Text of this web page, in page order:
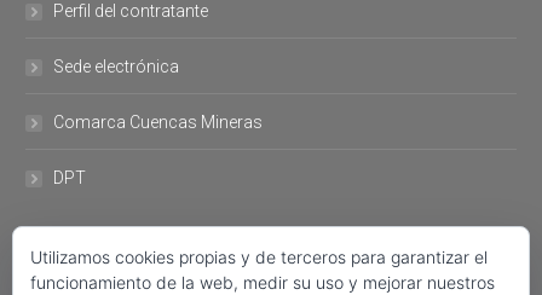
Perfil del contratante
Sede electrónica
Comarca Cuencas Mineras
DPT
DATOS DE CONTACTO
Utilizamos cookies propias y de terceros para garantizar el
funcionamiento de la web, medir su uso y mejorar nuestros